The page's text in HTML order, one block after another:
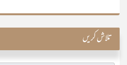
تلاش کریں